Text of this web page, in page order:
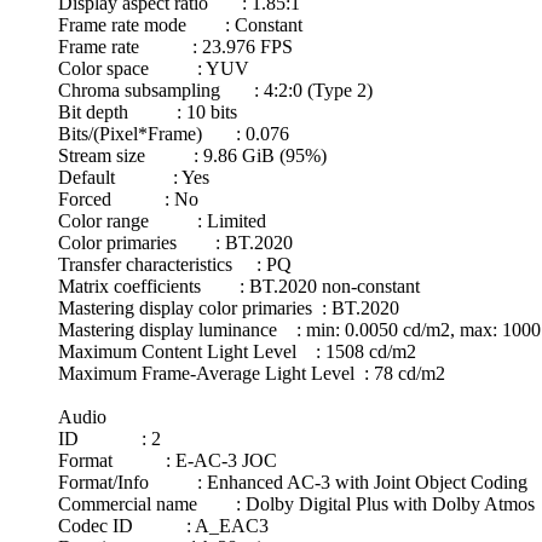
Frame rate mode : Constant
Frame rate : 23.976 FPS
Color space : YUV
Chroma subsampling : 4:2:0 (Type 2)
Bit depth : 10 bits
Bits/(Pixel*Frame) : 0.076
Stream size : 9.86 GiB (95%)
Default : Yes
Forced : No
Color range : Limited
Color primaries : BT.2020
Transfer characteristics : PQ
Matrix coefficients : BT.2020 non-constant
Mastering display color primaries : BT.2020
Mastering display luminance : min: 0.0050 cd/m2, max:
Maximum Content Light Level : 1508 cd/m2
Maximum Frame-Average Light Level : 78 cd/m2
Audio
ID : 2
Format : E-AC-3 JOC
Format/Info : Enhanced AC-3 with Joint Object Coding
Commercial name : Dolby Digital Plus with Dolby Atmos
Codec ID : A_EAC3